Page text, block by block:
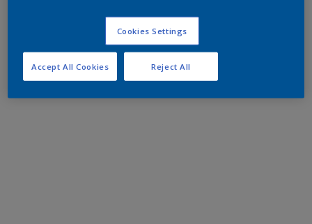
Cookies Settings
Reject All
Accept All Cookies